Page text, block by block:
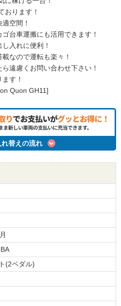
おります！
空間！
台車運搬にも活用できます！
入れに便利！
なので運転も楽々！
遠慮くお問い合わせ下さい！
す！
Quon GH11]
れ替えの流れ
(2ペダル)